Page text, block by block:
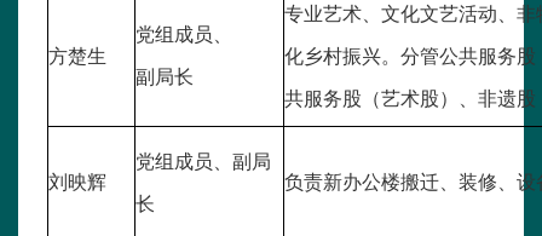
方楚生
党组成员、
副局长
专业艺术、文化文艺活动、
化乡村振兴。分管公共服务
共服务股（艺术股）、非遗
刘映辉
党组成员、副局
长
负责新办公楼搬迁、装修、